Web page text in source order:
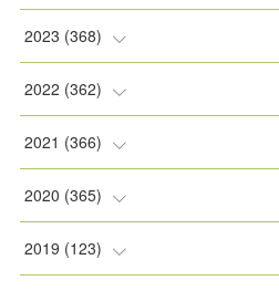
(2)
(5)
( 3 )
(5)
(9)
(1)
( 1)
(8)
(11)
(11)
(22)
( 31)
2023 (368)
(31)
(30)
(31)
(30)
2022 (362)
(30)
(30)
(30)
2021 (366)
(31)
(30)
2020 (365)
(31)
2019 (123)